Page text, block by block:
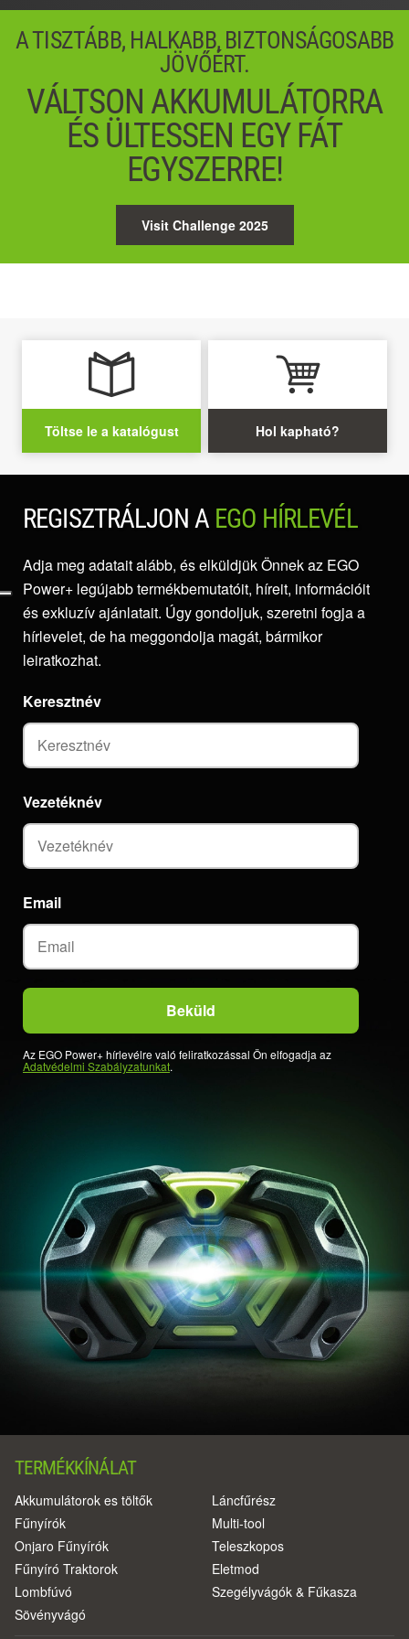
A TISZTÁBB, HALKABB, BIZTONSÁGOSABB
JÖVŐÉRT.
VÁLTSON AKKUMULÁTORRA
ÉS ÜLTESSEN EGY FÁT
EGYSZERRE!
Visit Challenge 2025
Töltse le a katalógust Hol kapható?
REGISZTRÁLJON A EGO HÍRLEVÉL
Adja meg adatait alább, és elküldjük Önnek az EGO
Power+ legújabb termékbemutatóit, híreit, információit
és exkluzív ajánlatait. Úgy gondoljuk, szeretni fogja a
hírlevelet, de ha meggondolja magát, bármikor
leiratkozhat.
Email
Keresztnév
Vezetéknév
Az EGO Power+ hírlevélre való feliratkozással Ön elfogadja az
Adatvédelmi Szabályzatunkat.
TERMÉKKÍNÁLAT
Akkumulátorok es töltők
Fűnyírók
Onjaro Fűnyírók
Fűnyíró Traktorok
Lombfúvó
Sövényvágó
Láncfűrész
Multi-tool
Teleszkopos
Eletmod
Szegélyvágók & Fűkasza